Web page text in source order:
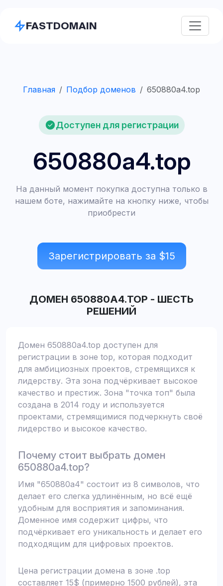
FASTDOMAIN
Главная Подбор доменов 650880a4.top
Доступен для регистрации
650880a4.top
На данный момент покупка доступна только в
нашем боте, нажимайте на кнопку ниже, чтобы
приобрести
Зарегистрировать за $15
ДОМЕН 650880A4.TOP - ШЕСТЬ
РЕШЕНИЙ
Домен 650880a4.top доступен для
регистрации в зоне top, которая подходит
для амбициозных проектов, стремящихся к
лидерству. Эта зона подчёркивает высокое
качество и престиж. Зона "точка топ" была
создана в 2014 году и используется
проектами, стремящимися подчеркнуть своё
лидерство и высокое качество.
Почему стоит выбрать домен
650880a4.top?
Имя "650880a4" состоит из 8 символов, что
делает его слегка удлинённым, но всё ещё
удобным для восприятия и запоминания.
Доменное имя содержит цифры, что
подчёркивает его уникальность и делает его
подходящим для цифровых проектов.
Цена регистрации домена в зоне .top
составляет 15$ (примерно 1500 рублей), эта